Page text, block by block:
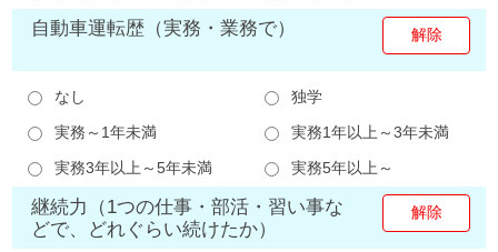
自動車運転歴（実務・業務で）
なし
独学
実務～1年未満
実務1年以上～3年未満
実務3年以上～5年未満
実務5年以上～
継続力（1つの仕事・部活・習い事な
どで、どれぐらい続けたか）